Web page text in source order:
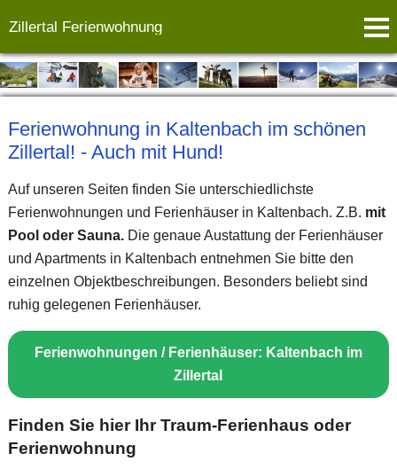
Zillertal Ferienwohnung
Ferienwohnung in Kaltenbach im schönen
Zillertal! - Auch mit Hund!
Auf unseren Seiten finden Sie unterschiedlichste
Ferienwohnungen und Ferienhäuser in Kaltenbach. Z.B. mit
Pool oder Sauna.Die genaue Austattung der Ferienhäuser
und Apartments in Kaltenbach entnehmen Sie bitte den
einzelnen Objektbeschreibungen. Besonders beliebt sind
ruhig gelegenen Ferienhäuser.
Ferienwohnungen / Ferienhäuser: Kaltenbach im
Zillertal
Finden Sie hier Ihr Traum-Ferienhaus oder
Ferienwohnung